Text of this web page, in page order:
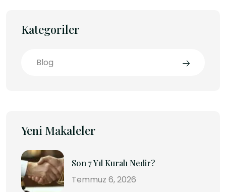
Kategoriler
Blog
Yeni Makaleler
Son 7 Yıl Kuralı Nedir?
Temmuz 6, 2026